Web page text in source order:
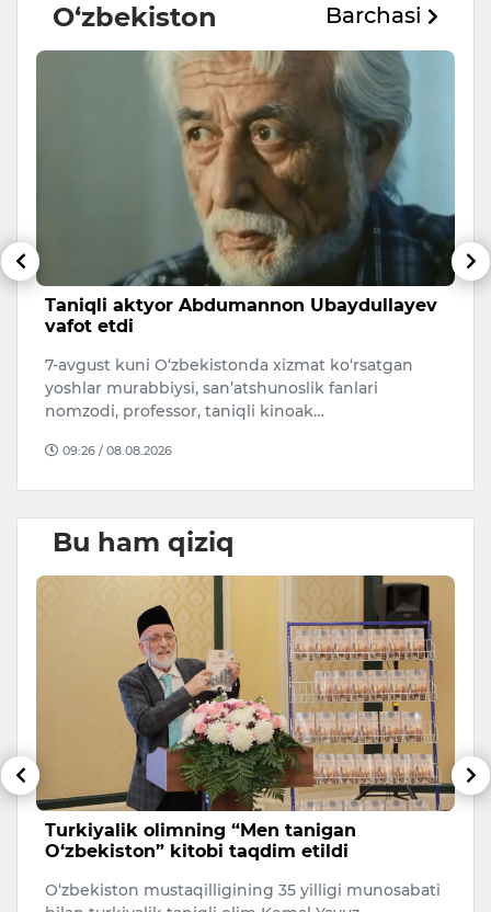
O‘zbekiston Barchasi
Taniqli aktyor Abdumannon Ubaydullayev
vafot etdi
7-avgust kuni O‘zbekistonda xizmat ko‘rsatgan
yoshlar murabbiysi, san’atshunoslik fanlari
nomzodi, professor, taniqli kinoak…
09:26 / 08.08.2026
Bu ham qiziq
Turkiyalik olimning “Men tanigan
O‘zbekiston” kitobi taqdim etildi
O‘zbekiston mustaqilligining 35 yilligi munosabati